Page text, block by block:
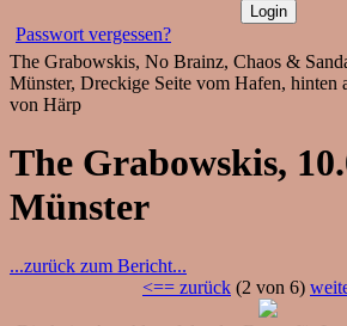
Passwort vergessen?
The Grabowskis, No Brainz, Chaos &
Münster, Dreckige Seite vom Hafen, hinten
von Härp
The Grabowskis,
Münster
...zurück zum Bericht...
<== zurück (2 von 6)